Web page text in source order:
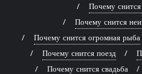
Почему снится
Почему снится
Почему снится огромная рыба
Почему снится поезд
Почему снится свадьба